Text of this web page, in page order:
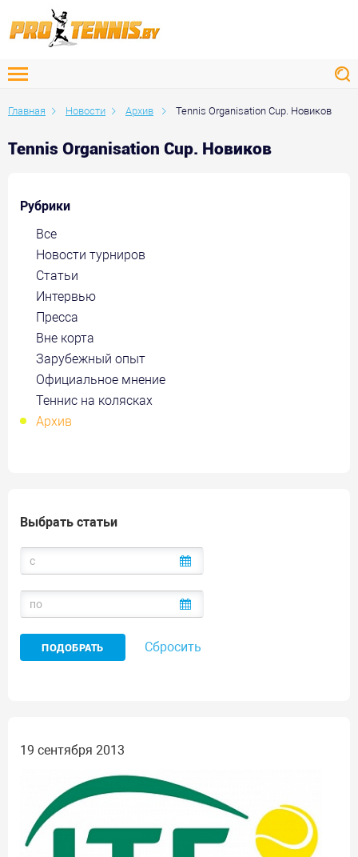
Главная Новости Архив Tennis Organisation Cup. Новиков
Tennis Organisation Cup. Новиков
Рубрики
Все
Новости турниров
Статьи
Интервью
Пресса
Вне корта
Зарубежный опыт
Официальное мнение
Теннис на колясках
Архив
Выбрать статьи
Сбросить
19 сентября 2013